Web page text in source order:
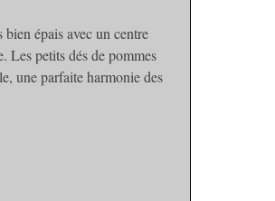
bien épais avec un centre
Les petits dés de pommes
une parfaite harmonie des